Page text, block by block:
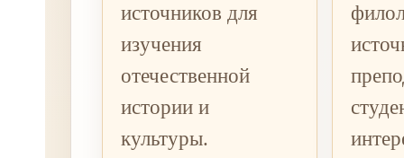
источников для
изучения
отечественной
истории и
культуры.